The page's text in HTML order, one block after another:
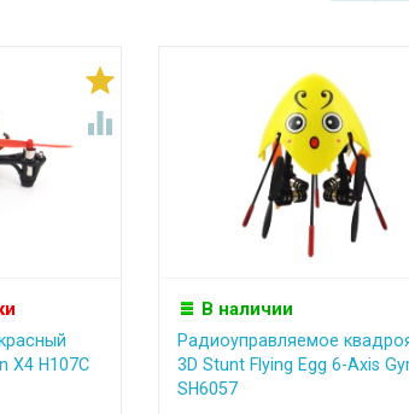


X4 H107C
В наличии
Радиоуправляемое
3D Stunt Flying Egg 6-Axis
SH6057